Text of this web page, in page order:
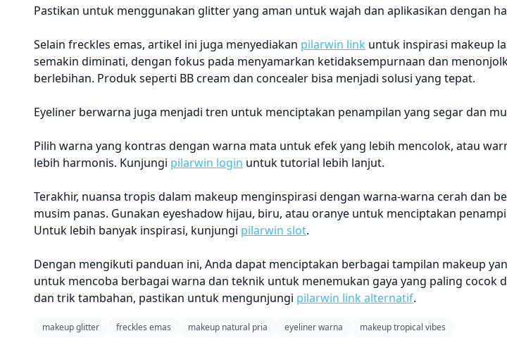
Pastikan untuk menggunakan glitter yang aman untuk wajah dan aplikasikan dengan
Selain freckles emas, artikel ini juga menyediakan pilarwin link untuk inspirasi makeup
semakin diminati, dengan fokus pada menyamarkan ketidaksempurnaan dan
berlebihan. Produk seperti BB cream dan concealer bisa menjadi solusi yang tepat.
Eyeliner berwarna juga menjadi tren untuk menciptakan penampilan yang segar dan
Pilih warna yang kontras dengan warna mata untuk efek yang lebih mencolok, atau
lebih harmonis. Kunjungi pilarwin login untuk tutorial lebih lanjut.
Terakhir, nuansa tropis dalam makeup menginspirasi dengan warna-warna cerah dan
musim panas. Gunakan eyeshadow hijau, biru, atau oranye untuk menciptakan
Untuk lebih banyak inspirasi, kunjungi pilarwin slot.
Dengan mengikuti panduan ini, Anda dapat menciptakan berbagai tampilan makeup
untuk mencoba berbagai warna dan teknik untuk menemukan gaya yang paling cocok
dan trik tambahan, pastikan untuk mengunjungi pilarwin link alternatif.
makeup glitter freckles emas makeup natural pria eyeliner warna makeup tropical vibes